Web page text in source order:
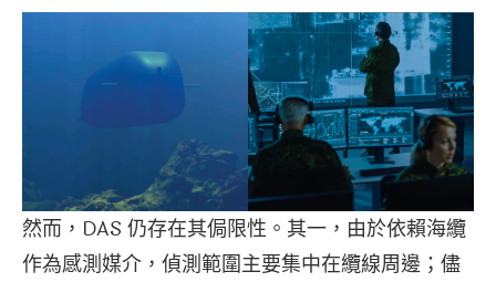
然而，DAS 仍存在其侷限性。其一，由於依賴海纜
作為感測媒介，偵測範圍主要集中在纜線周邊；儘